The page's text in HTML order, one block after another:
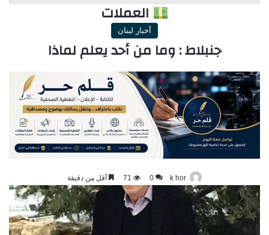
العملات
أخبار لبنان
جنبلاط : وما من أحد يعلم لماذا
k hor
0
71 أقل من دقيقة